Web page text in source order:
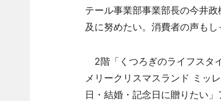
テール事業部事業部長の今井
及に努めたい。消費者の声もし
2階「くつろぎのライフスタ
メリークリスマスランド ミッ
日・結婚・記念日に贈りたい